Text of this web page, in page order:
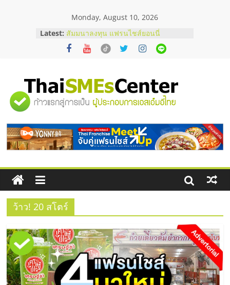
Monday, August 10, 2026
Latest:
สัมมนาออนไลน์ โอกาสบริหารสถานี
บริการน้ำมัน Shell
สัมมนาลงทุน แฟรนไชส์ยอนนี่
ThaiFranchise Meet Up จับคู่แฟรน
ร้านเครื่องเสียงคุณภาพสูง พร้อม
โซลูชันระบบภาพและเสียง
บริษัท Cybersecurity ในไทยที่ไหนดี?
วิธีเลือกผู้ให้บริการให้คุ้มค่าและตอบ
อยากหาเงินทุน เพิ่มสภาพคล่องให้ธุรกิจ
เริ่มยังไงให้ผ่านฉลุย
"ศูนย์
รวม
ข้อมูล
ธุรกิจ
SME
แห่ง
ประเทศไทย,
ว้าว! 20 สโตร์